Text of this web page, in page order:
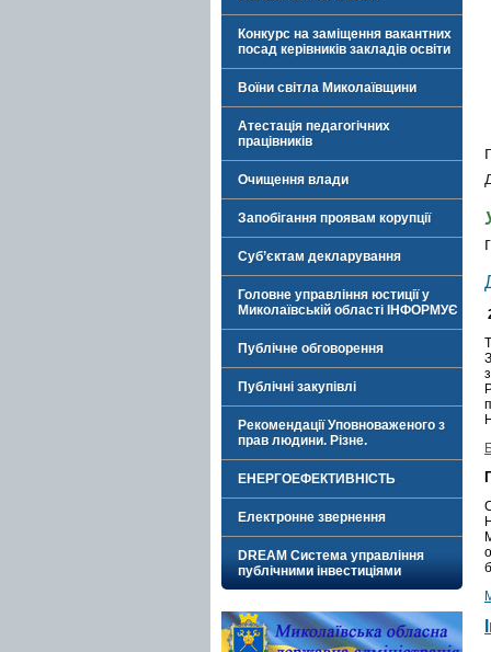
Конкурс на заміщення вакантних
посад керівників закладів освіти
Воїни світла Миколаївщини
Атестація педагогічних
працівників
Очищення влади
Запобігання проявам корупції
Суб’єктам декларування
Головне управління юстиції у
Миколаївській області ІНФОРМУЄ
Публічне обговорення
Публічні закупівлі
Рекомендації Уповноваженого з
прав людини. Різне.
ЕНЕРГОЕФЕКТИВНІСТЬ
Електронне звернення
DREAM Система управління
публічними інвестиціями